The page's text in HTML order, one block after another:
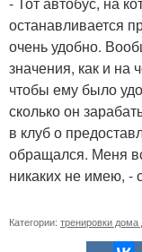
останавливается
очень удобно.
значения, как и на
чтобы ему было
сколько он
в клуб о
обращался. Меня
никаких не имею, -
Категории: тренировки